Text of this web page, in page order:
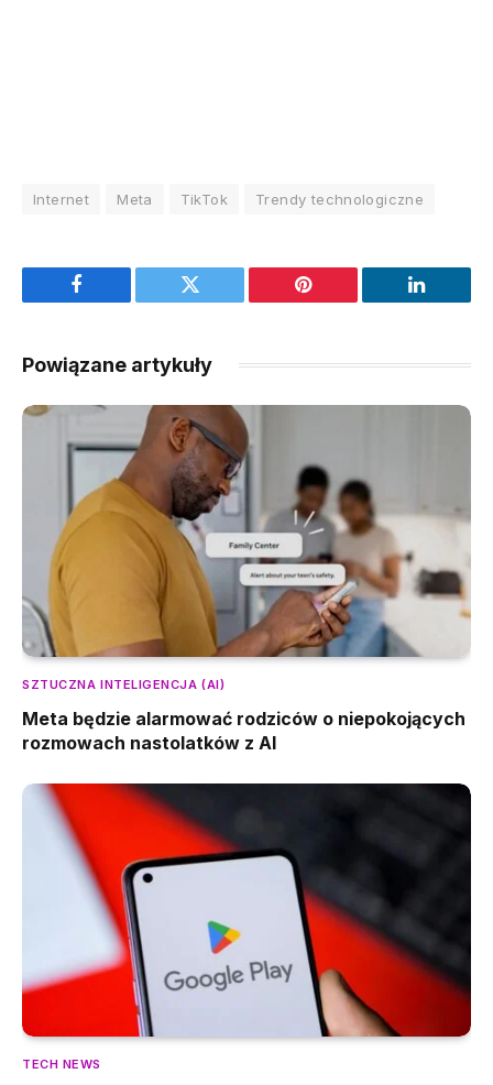
Internet Meta TikTok Trendy technologiczne
Facebook Twitter Pinterest LinkedIn
Powiązane artykuły
SZTUCZNA INTELIGENCJA (AI)
Meta będzie alarmować rodziców o niepokojących
rozmowach nastolatków z AI
TECH NEWS